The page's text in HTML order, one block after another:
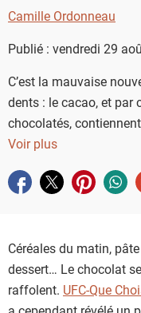
Guide d'achat
Camille Ordonneau
Publié : vendredi 29
C’est la mauvaise
dents : le cacao, et par
chocolatés,
et cancérigène.
Voir plus
Partager sur facebook
Partager sur
Partager sur
Céréales du matin,
dessert… Le chocolat
raffolent. UFC-Que